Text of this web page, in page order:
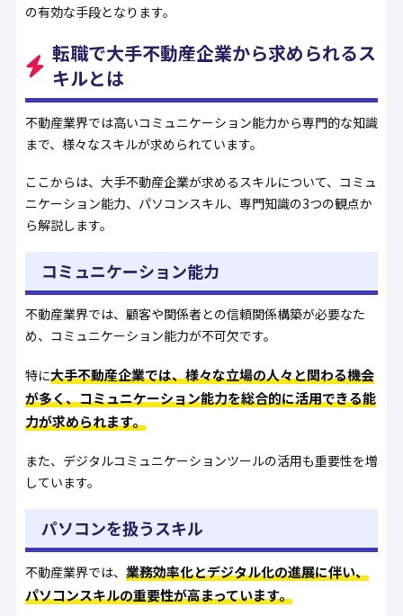
の有効な手段となります。
転職で大手不動産企業から求められるス
キルとは
不動産業界では高いコミュニケーション能力から専門的な知識
まで、様々なスキルが求められています。
ここからは、大手不動産企業が求めるスキルについて、コミュ
ニケーション能力、パソコンスキル、専門知識の3つの観点か
ら解説します。
コミュニケーション能力
不動産業界では、顧客や関係者との信頼関係構築が必要なた
め、コミュニケーション能力が不可欠です。
特に大手不動産企業では、様々な立場の人々と関わる機会
が多く、コミュニケーション能力を総合的に活用できる能
力が求められます。
また、デジタルコミュニケーションツールの活用も重要性を増
しています。
パソコンを扱うスキル
不動産業界では、 業務効率化とデジタル化の進展に伴い、
パソコンスキルの重要性が高まっています。